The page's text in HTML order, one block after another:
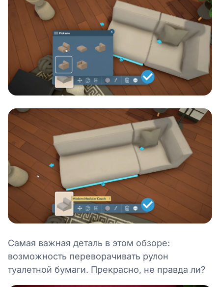
Самая важная деталь в этом обзоре:
возможность переворачивать рулон
туалетной бумаги. Прекрасно, не правда ли?